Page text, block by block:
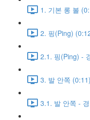
1. 기본 롱 볼
2. 핑(Ping)
2.1. 핑(Ping) -
3. 발 안쪽 (0:11)
3.1. 발 안쪽 -